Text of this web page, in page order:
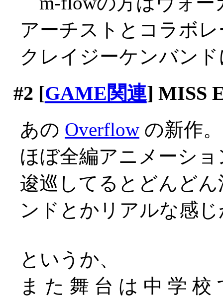
アーチストとコラボ
クレイジーケンバン
#2 [GAME関連] MISS
あの Overflow の新作。
ほぼ全編アニメーシ
逡巡してるとどんど
ンドとかリアルな感
というか、
ま た 舞 台 は 中 学 校